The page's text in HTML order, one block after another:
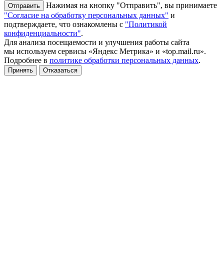
Нажимая на кнопку "Отправить", вы принимаете
"Согласие на обработку персональных данных" и
подтверждаете, что ознакомлены с "Политикой
конфиденциальности".
Для анализа посещаемости и улучшения работы сайта
мы используем сервисы «Яндекс Метрика» и «top.mail.ru».
Подробнее в политике обработки персональных данных.
Принять Отказаться